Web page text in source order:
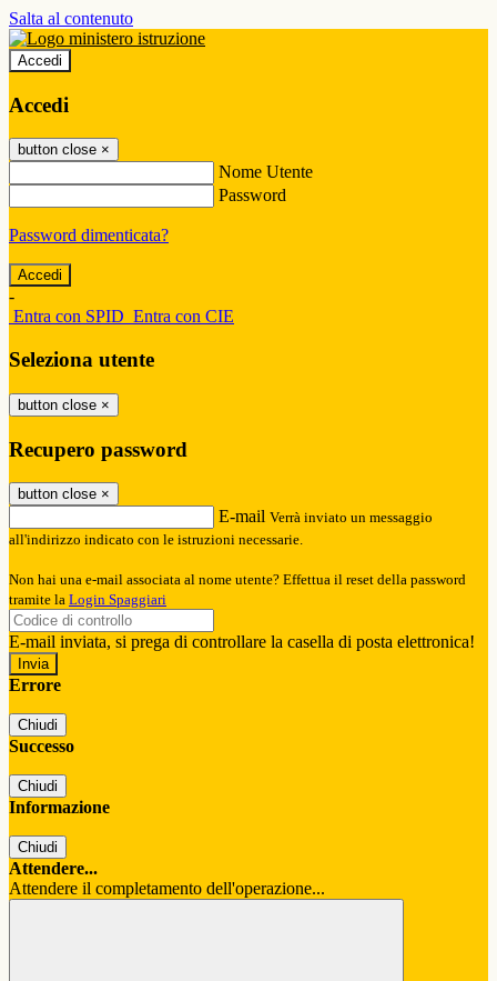
Salta al contenuto
Accedi
Accedi
button close ×
Nome Utente
Password
Password dimenticata?
-
Entra con SPID Entra con CIE
Seleziona utente
button close ×
Recupero password
button close ×
E-mail Verrà inviato un messaggio
all'indirizzo indicato con le istruzioni necessarie.
Non hai una e-mail associata al nome utente? Effettua il reset della password
tramite la Login Spaggiari
E-mail inviata, si prega di controllare la casella di posta elettronica!
Errore
Chiudi
Successo
Chiudi
Informazione
Chiudi
Attendere...
Attendere il completamento dell'operazione...